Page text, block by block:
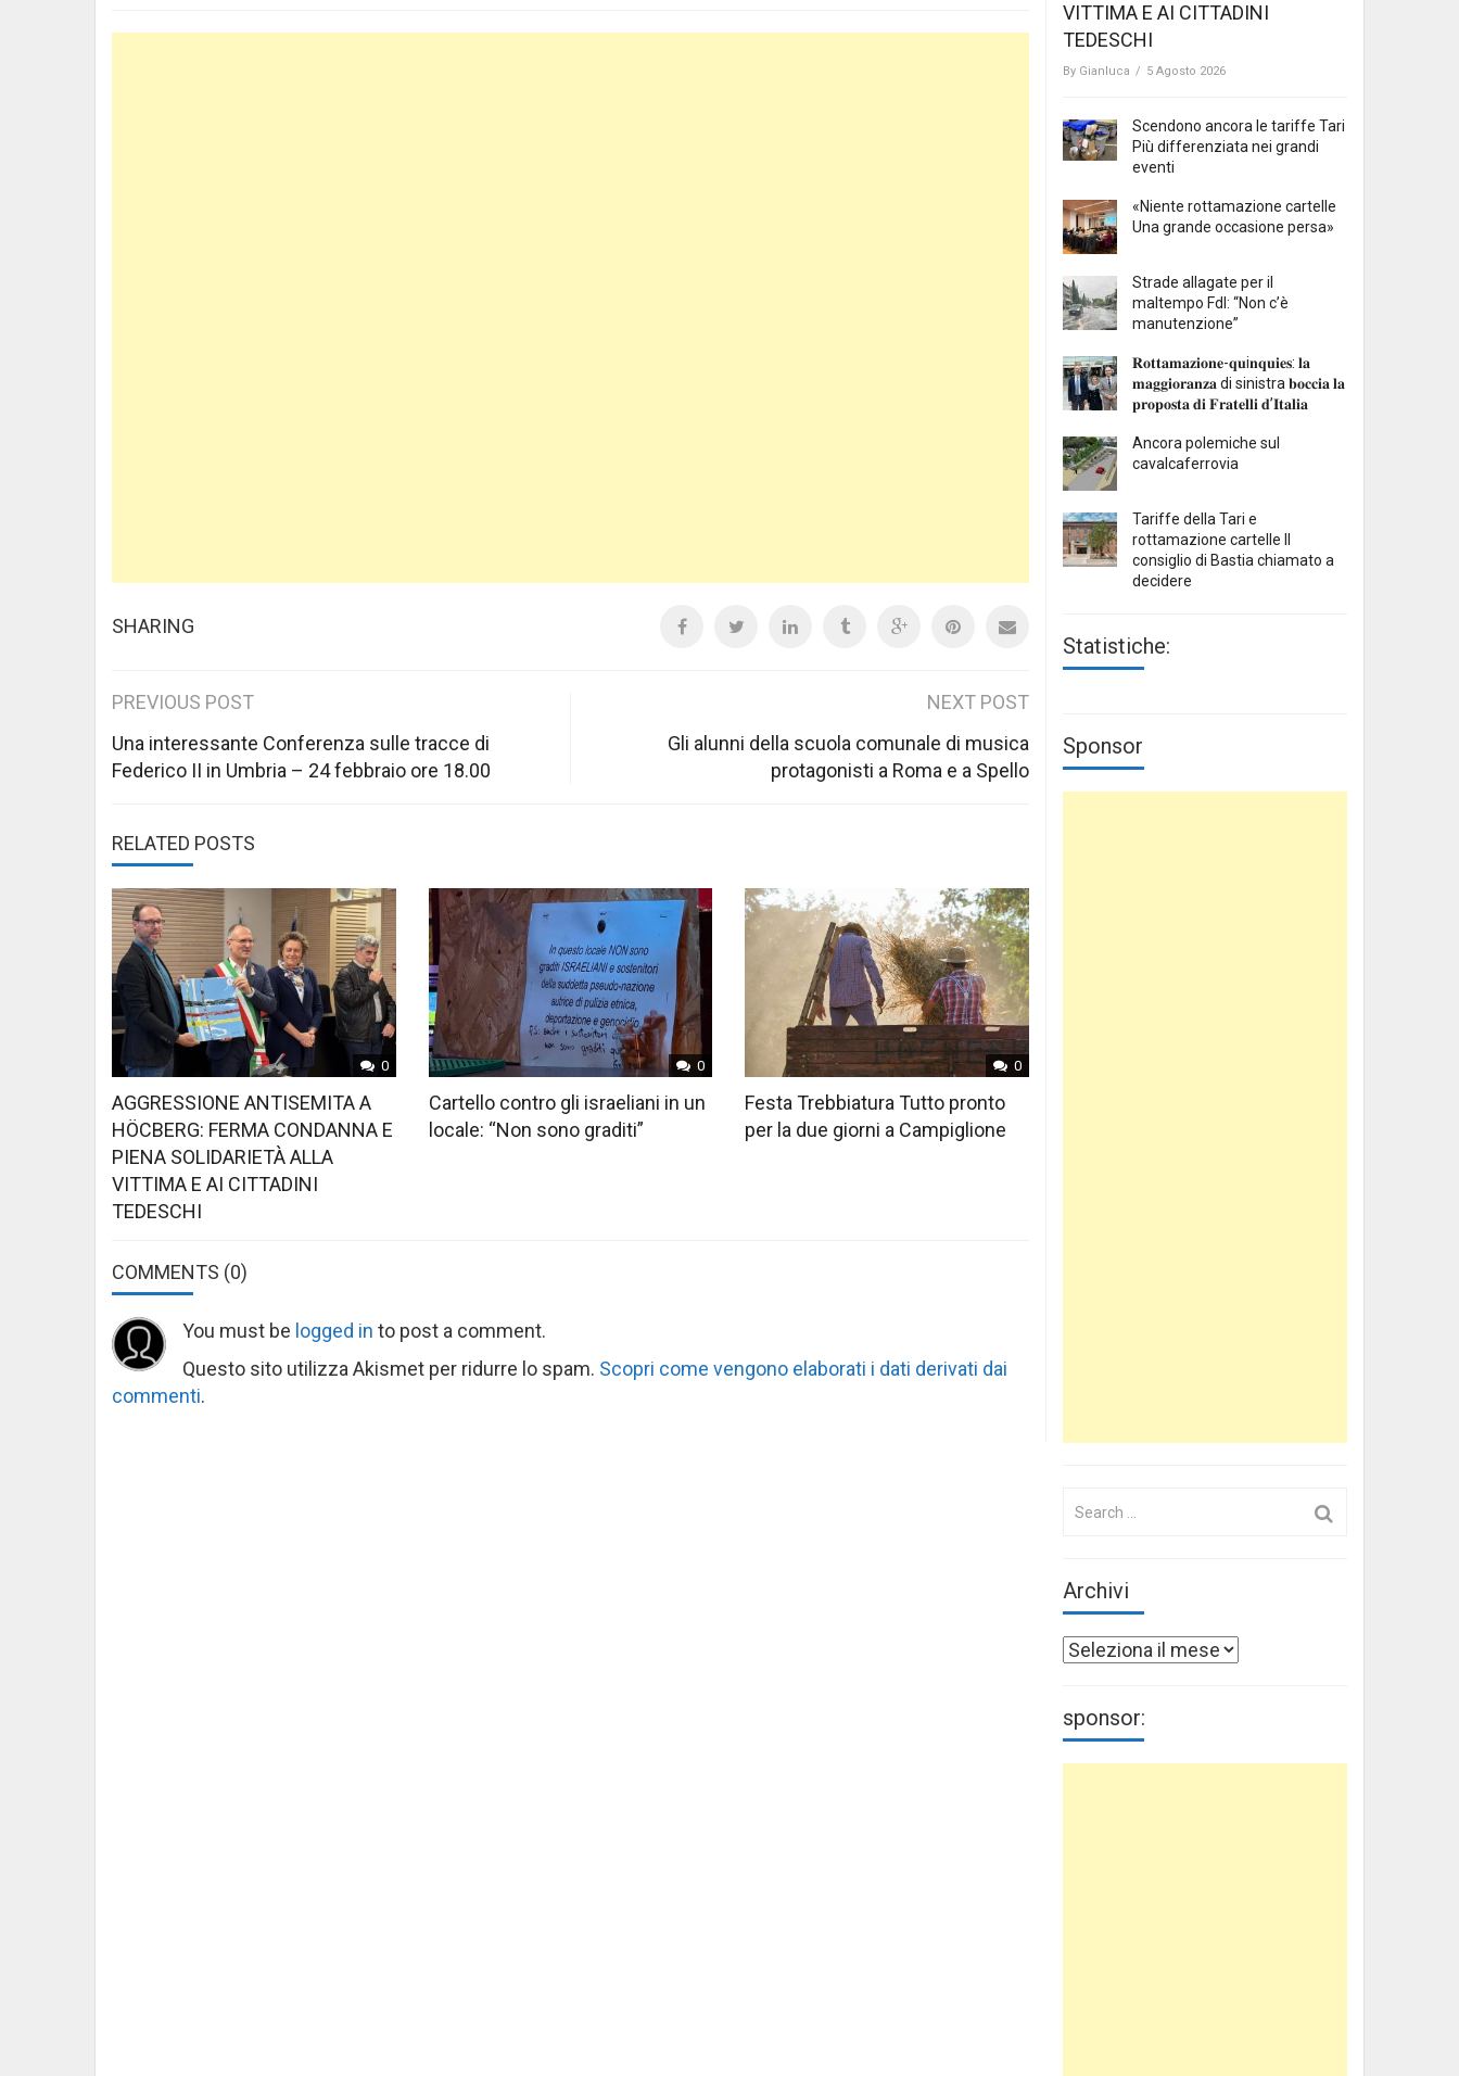
SHARING
Post
navigation
PREVIOUS POST
Una interessante Conferenza sulle tracce di
Federico II in Umbria – 24 febbraio ore 18.00
NEXT POST
Gli alunni della scuola comunale di musica
protagonisti a Roma e a Spello
RELATED POSTS
0
AGGRESSIONE ANTISEMITA A
HÖCBERG: FERMA CONDANNA E
PIENA SOLIDARIETÀ ALLA
VITTIMA E AI CITTADINI
TEDESCHI
0
Cartello contro gli israeliani in un
locale: “Non sono graditi”
0
Festa Trebbiatura Tutto pronto
per la due giorni a Campiglione
COMMENTS (0)
You must be logged in to post a comment.
Questo sito utilizza Akismet per ridurre lo spam. Scopri come vengono elaborati i dati derivati dai
commenti.
VITTIMA E AI CITTADINI
TEDESCHI
By Gianluca / 5 Agosto 2026
Scendono ancora le tariffe Tari
Più differenziata nei grandi
eventi
«Niente rottamazione cartelle
Una grande occasione persa»
Strade allagate per il
maltempo FdI: “Non c’è
manutenzione”
𝐑𝐨𝐭𝐭𝐚𝐦𝐚𝐳𝐢𝐨𝐧𝐞-𝐪𝐮i𝐧𝐪𝐮𝐢𝐞𝐬: 𝐥𝐚
𝐦𝐚𝐠𝐠𝐢𝐨𝐫𝐚𝐧𝐳𝐚 di sinistra 𝐛𝐨𝐜𝐜𝐢𝐚 𝐥𝐚
𝐩𝐫𝐨𝐩𝐨𝐬𝐭𝐚 𝐝𝐢 𝐅𝐫𝐚𝐭𝐞𝐥𝐥𝐢 𝐝’𝐈𝐭𝐚𝐥𝐢𝐚
Ancora polemiche sul
cavalcaferrovia
Tariffe della Tari e
rottamazione cartelle Il
consiglio di Bastia chiamato a
decidere
Statistiche:
Sponsor
Archivi
Archivi
sponsor: